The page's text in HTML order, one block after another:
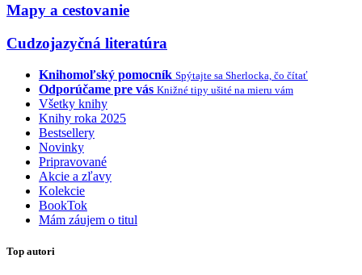
Mapy a cestovanie
Cudzojazyčná literatúra
Knihomoľský pomocník Spýtajte sa Sherlocka, čo čítať
Odporúčame pre vás Knižné tipy ušité na mieru vám
Všetky knihy
Knihy roka 2025
Bestsellery
Novinky
Pripravované
Akcie a zľavy
Kolekcie
BookTok
Mám záujem o titul
Top autori